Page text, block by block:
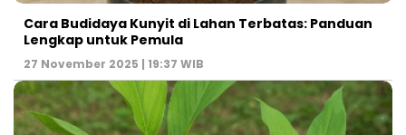
Cara Budidaya Kunyit di Lahan Terbatas: Panduan
Lengkap untuk Pemula
27 November 2025 | 19:37 WIB